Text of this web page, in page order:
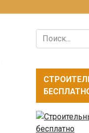
Search
for: